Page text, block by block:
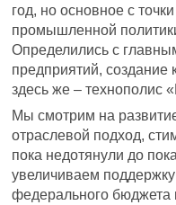
год, но основное с
промышленной
Определились с
предприятий,
здесь же – технополис
Мы смотрим на
отраслевой подход,
пока недотянули до
увеличиваем
федерального бюджета